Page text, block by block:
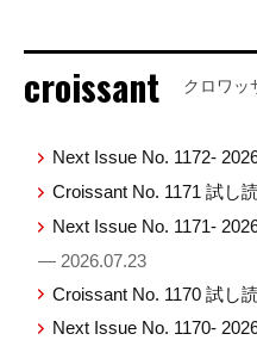
croissant クロワッ
Next Issue No. 1172-
Croissant No. 1171 試し
Next Issue No. 1171-
— 2026.07.23
Croissant No. 1170 試し
Next Issue No. 1170-